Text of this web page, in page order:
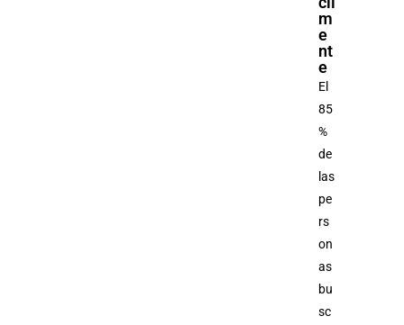
m
e
nt
e
El
85
%
de
las
pe
rs
on
as
bu
sc